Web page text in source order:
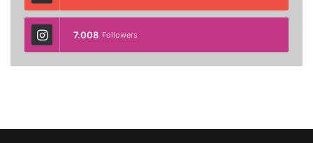
7.008 Followers